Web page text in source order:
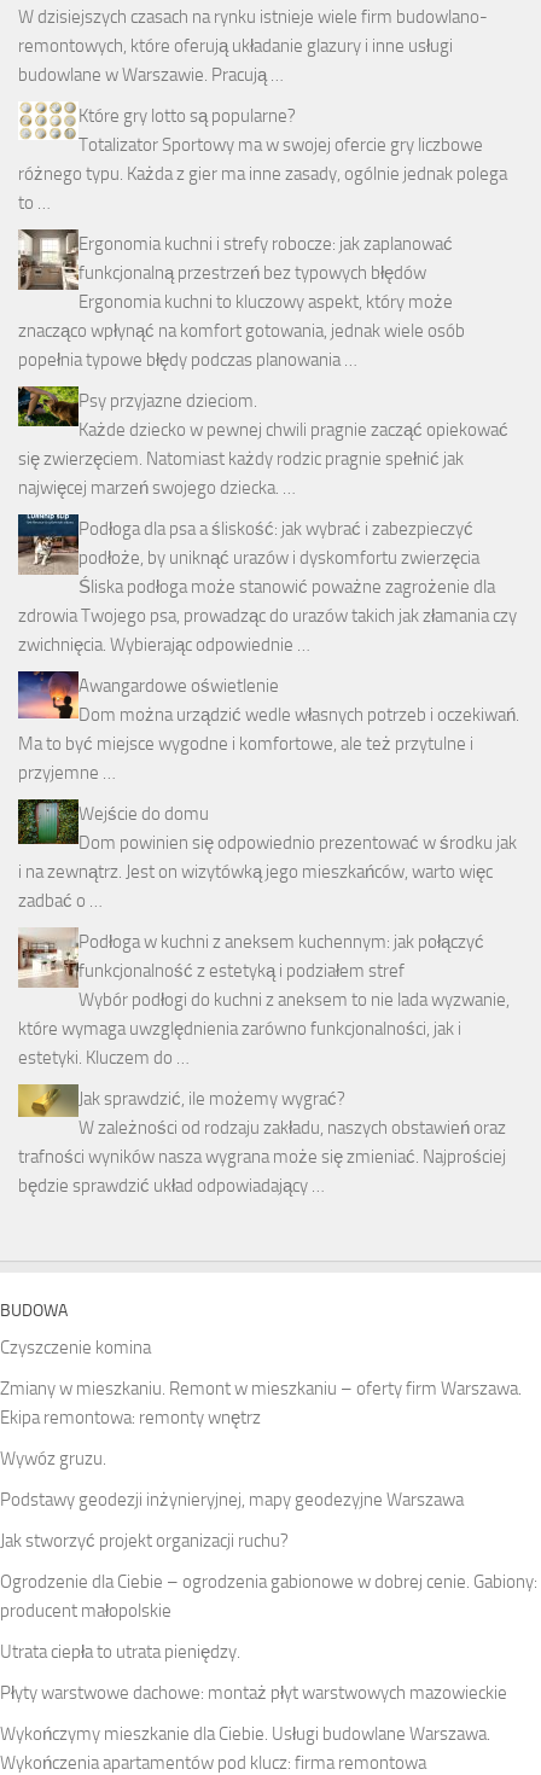
W dzisiejszych czasach na rynku istnieje wiele firm budowlano-
remontowych, które oferują układanie glazury i inne usługi
budowlane w Warszawie. Pracują …
Które gry lotto są popularne?
Totalizator Sportowy ma w swojej ofercie gry liczbowe
różnego typu. Każda z gier ma inne zasady, ogólnie jednak polega
to …
Ergonomia kuchni i strefy robocze: jak zaplanować
funkcjonalną przestrzeń bez typowych błędów
Ergonomia kuchni to kluczowy aspekt, który może
znacząco wpłynąć na komfort gotowania, jednak wiele osób
popełnia typowe błędy podczas planowania …
Psy przyjazne dzieciom.
Każde dziecko w pewnej chwili pragnie zacząć opiekować
się zwierzęciem. Natomiast każdy rodzic pragnie spełnić jak
najwięcej marzeń swojego dziecka. …
Podłoga dla psa a śliskość: jak wybrać i zabezpieczyć
podłoże, by uniknąć urazów i dyskomfortu zwierzęcia
Śliska podłoga może stanowić poważne zagrożenie dla
zdrowia Twojego psa, prowadząc do urazów takich jak złamania czy
zwichnięcia. Wybierając odpowiednie …
Awangardowe oświetlenie
Dom można urządzić wedle własnych potrzeb i oczekiwań.
Ma to być miejsce wygodne i komfortowe, ale też przytulne i
przyjemne …
Wejście do domu
Dom powinien się odpowiednio prezentować w środku jak
i na zewnątrz. Jest on wizytówką jego mieszkańców, warto więc
zadbać o …
Podłoga w kuchni z aneksem kuchennym: jak połączyć
funkcjonalność z estetyką i podziałem stref
Wybór podłogi do kuchni z aneksem to nie lada wyzwanie,
które wymaga uwzględnienia zarówno funkcjonalności, jak i
estetyki. Kluczem do …
Jak sprawdzić, ile możemy wygrać?
W zależności od rodzaju zakładu, naszych obstawień oraz
trafności wyników nasza wygrana może się zmieniać. Najprościej
będzie sprawdzić układ odpowiadający …
BUDOWA
Czyszczenie komina
Zmiany w mieszkaniu. Remont w mieszkaniu – oferty firm Warszawa.
Ekipa remontowa: remonty wnętrz
Wywóz gruzu.
Podstawy geodezji inżynieryjnej, mapy geodezyjne Warszawa
Jak stworzyć projekt organizacji ruchu?
Ogrodzenie dla Ciebie – ogrodzenia gabionowe w dobrej cenie. Gabiony:
producent małopolskie
Utrata ciepła to utrata pieniędzy.
Płyty warstwowe dachowe: montaż płyt warstwowych mazowieckie
Wykończymy mieszkanie dla Ciebie. Usługi budowlane Warszawa.
Wykończenia apartamentów pod klucz: firma remontowa